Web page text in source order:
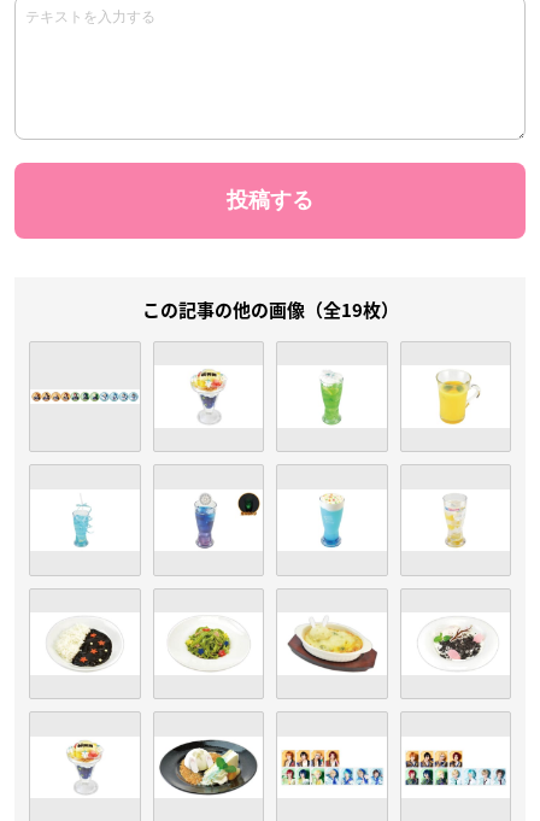
この記事の他の画像（全19枚）